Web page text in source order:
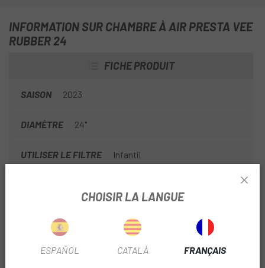
INFORMATION SUR CHAMBRE À AIR PRESTA VEE
RUBBER 24
FICHE PRODUIT
SAISON 2023
DIAMÈTRE 24"
UTILISER LE FILTRE Infantil
INFORMATION PRODUIT
Idéal pour les vélos d'enfants et les BMX
CHOISIR LA LANGUE
ESPAÑOL CATALÀ FRANÇAIS